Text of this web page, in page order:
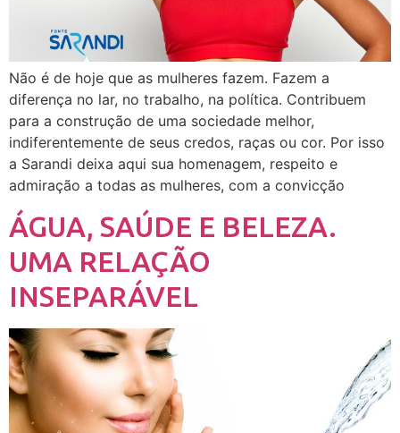
Não é de hoje que as mulheres fazem. Fazem a
diferença no lar, no trabalho, na política. Contribuem
para a construção de uma sociedade melhor,
indiferentemente de seus credos, raças ou cor. Por isso
a Sarandi deixa aqui sua homenagem, respeito e
admiração a todas as mulheres, com a convicção
ÁGUA, SAÚDE E BELEZA.
UMA RELAÇÃO
INSEPARÁVEL